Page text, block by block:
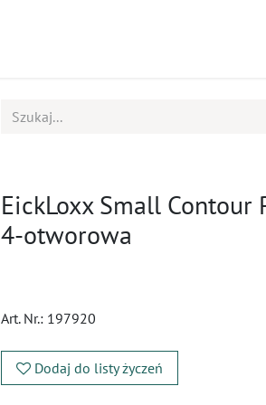
EickLoxx Small Contour
4-otworowa
Art. Nr.: 197920
Dodaj do listy życzeń